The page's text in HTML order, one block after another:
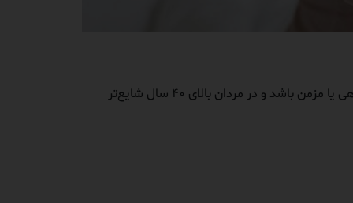
. این مشکل می‌تواند گاهگاهی یا مزمن باشد و در مردان بالای ۴۰ سال شایع‌تر